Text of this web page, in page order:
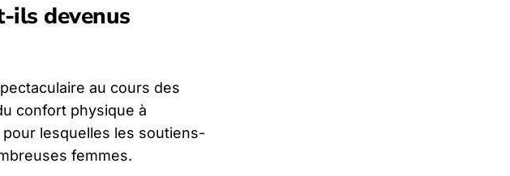
ils devenus
au cours des
confort physique à
lesquelles les soutiens-
femmes.